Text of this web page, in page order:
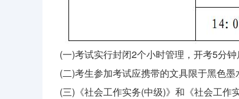
(一)考试实行封闭2个小时管理，开考5分
(二)考生参加考试应携带的文具限于黑色
(三)《社会工作实务(中级)》和《社会工